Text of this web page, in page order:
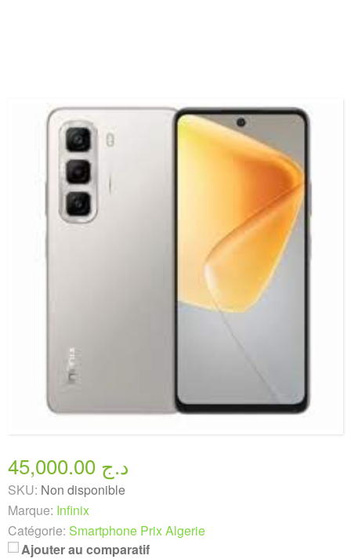
45,000.00 د.ج
SKU: Non disponible
Marque: Infinix
Catégorie: Smartphone Prix Algerie
Ajouter au comparatif